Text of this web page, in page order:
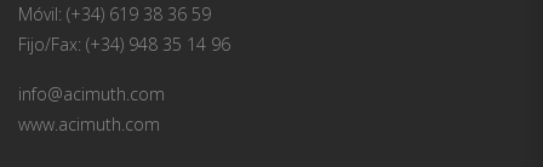
Móvil: (+34) 619 38 36 59
Fijo/Fax: (+34) 948 35 14 96
info@acimuth.com
www.acimuth.com